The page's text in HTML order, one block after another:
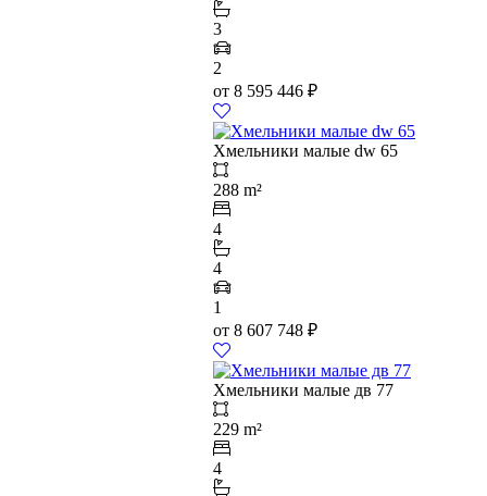
3
2
от 8 595 446 ₽
Хмельники малые dw 65
288 m²
4
4
1
от 8 607 748 ₽
Хмельники малые дв 77
229 m²
4